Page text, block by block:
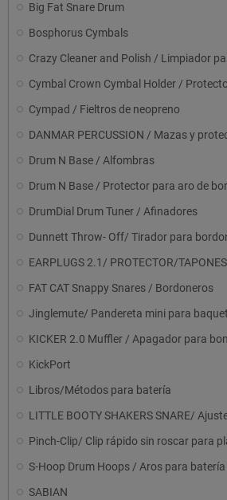
Big Fat Snare Drum
Bosphorus Cymbals
Crazy Cleaner and Polish / Limpiador
Cymbal Crown Cymbal Holder /
Cympad / Fieltros de neopreno
DANMAR PERCUSSION / Mazas y
Drum N Base / Alfombras
Drum N Base / Protector para aro de
DrumDial Drum Tuner / Afinadores
Dunnett Throw- Off/ Tirador para
EARPLUGS 2.1/ PROTECTOR/TAPONES
FAT CAT Snappy Snares / Bordoneros
Jinglemute/ Pandereta mini para
KICKER 2.0 Muffler / Apagador para
KickPort
Libros/Métodos para batería
LITTLE BOOTY SHAKERS SNARE/
Pinch-Clip/ Clip rápido sin roscar para
S-Hoop Drum Hoops / Aros para batería
SABIAN